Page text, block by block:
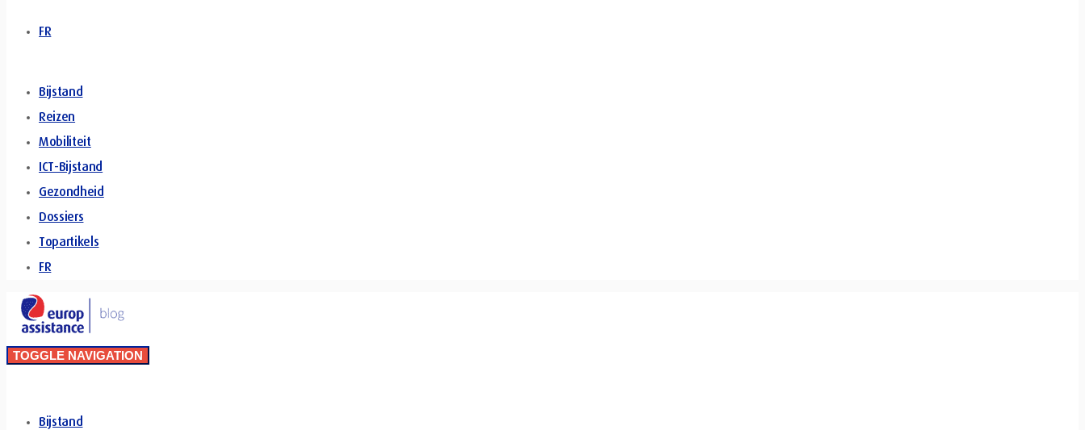
FR
Bijstand
Reizen
Mobiliteit
ICT-Bijstand
Gezondheid
Dossiers
Topartikels
FR
TOGGLE NAVIGATION
Bijstand